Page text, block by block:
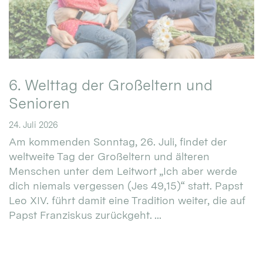
6. Welttag der Großeltern und
Senioren
24. Juli 2026
Am kommenden Sonntag, 26. Juli, findet der
weltweite Tag der Großeltern und älteren
Menschen unter dem Leitwort „Ich aber werde
dich niemals vergessen (Jes 49,15)“ statt. Papst
Leo XIV. führt damit eine Tradition weiter, die auf
Papst Franziskus zurückgeht. ...